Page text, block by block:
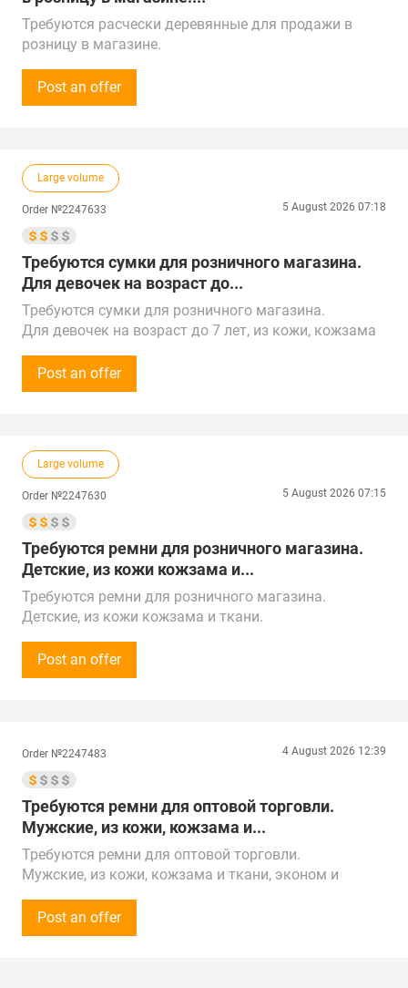
Требуются расчески деревянные для продажи в
розницу в магазине.
Закупка от 100 000 рублей (1 000$).
Звонки принимаем с 12:00 до 21:00 по времени
Город поставки – Выборг
Post an offer
Large volume
Order №2247633 5 August 2026 07:18
Требуются сумки для розничного магазина.
Для девочек на возраст до...
Требуются сумки для розничного магазина.
Для девочек на возраст до 7 лет, из кожи, кожзама
Сумма закупки - 300 000 рублей (3 000$) регулярная
потребность.
Предложения от поставщиков рассмотрим по РФ,
Китаю, Республике Беларусь, Турции, ОАЭ и
Республике Казахстан.
Post an offer
Large volume
Order №2247630 5 August 2026 07:15
Требуются ремни для розничного магазина.
Детские, из кожи кожзама и...
Требуются ремни для розничного магазина.
Детские, из кожи кожзама и ткани.
потребность.
Просьба оставлять ваши предложения на сайте/
Республике Казахстан.
Доставка в г. Ростов-на-Дону
Post an offer
Order №2247483 4 August 2026 12:39
Требуются ремни для оптовой торговли.
Мужские, из кожи, кожзама и...
Требуются ремни для оптовой торговли.
Мужские, из кожи, кожзама и ткани, эконом и
Сумма закупки - 50 000 рублей (500$) в месяц.
Звонки принимаем Пн-Пт с 9:00 до 18:00 по
Post an offer